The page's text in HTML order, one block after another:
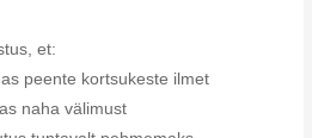
et:
peente kortsukeste ilmet
naha välimust